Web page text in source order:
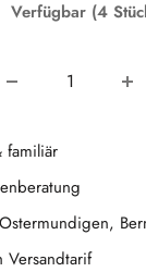
Verfügbar (4
familiär
Versandtarif